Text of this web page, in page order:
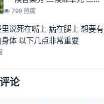
麦秋至
799 热度
说死在嘴上 病在腿上 想要有
体 以下几点非常重要
论